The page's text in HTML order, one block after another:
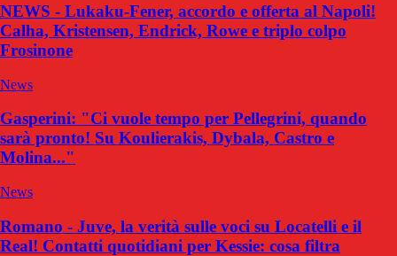
NEWS - Lukaku-Fener, accordo e offerta al Napoli!
Calha, Kristensen, Endrick, Rowe e triplo colpo
Frosinone
News
Gasperini: "Ci vuole tempo per Pellegrini, quando
sarà pronto! Su Koulierakis, Dybala, Castro e
Molina..."
News
Romano - Juve, la verità sulle voci su Locatelli e il
Real! Contatti quotidiani per Kessie: cosa filtra